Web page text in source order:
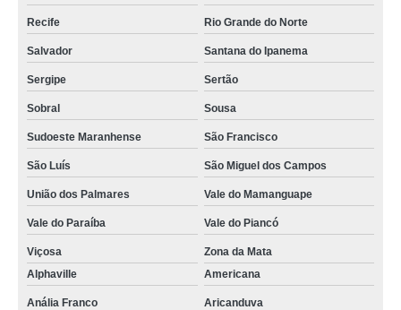
empresa de batedeira para manteiga Mogi Mirim
empresa de batedeira de manteiga Vila Zelina
qual o preço de batedeira de manteiga 50 kg Ribeirão Pires
batedeira manteiga industrial cotação Bahia
batedeira de manteiga industrial orçamento São José
batedeira para fazer manteiga orçamento Itajaí
batedeira manteiga industrial orçamento Jardim São Roberto
batedeira de manteiga industrial Sarandi
Recife Rio Grande do Norte
Salvador Santana do Ipanema
Sergipe Sertão
Sobral Sousa
Sudoeste Maranhense São Francisco
São Luís São Miguel dos Campos
União dos Palmares Vale do Mamanguape
Vale do Paraíba Vale do Piancó
Viçosa
Zona da Mata
Alphaville
Americana
Anália Franco Aricanduva